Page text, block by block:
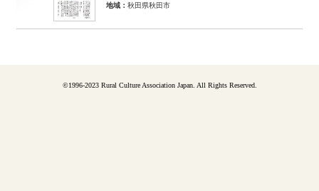
地域： 秋田県秋田市
©1996-2023 Rural Culture Association Japan. All Rights Reserved.